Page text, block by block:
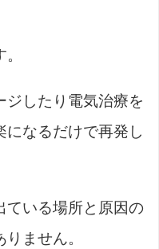
ジしたり電気治療を
になるだけで再発し
ている場所と原因の
ません。